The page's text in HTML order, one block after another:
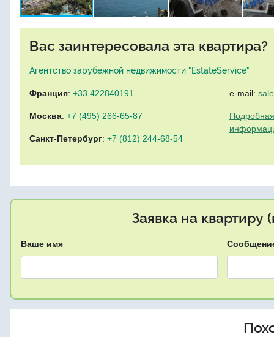
Вас заинтересовала эта квартира?
Агентство зарубежной недвижимости "EstateService"
Франция: +33 422840191
Москва: +7 (495) 266-65-87
Санкт-Петербург: +7 (812) 244-68-54
e-mail:
Заявка на квартиру
Ваше имя